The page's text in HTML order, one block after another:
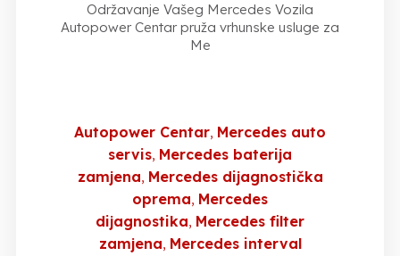
Održavanje Vašeg Mercedes Vozila
Autopower Centar pruža vrhunske usluge za
Me
Autopower Centar Mercedes auto
servis Mercedes baterija
zamjena Mercedes dijagnostička
oprema Mercedes
dijagnostika Mercedes filter
zamjena Mercedes interval